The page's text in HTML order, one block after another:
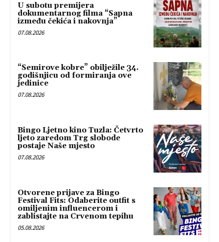
U subotu premijera
dokumentarnog filma “Sapna
između čekića i nakovnja”
07.08.2026
“Semirove kobre” obilježile 34.
godišnjicu od formiranja ove
jedinice
07.08.2026
Bingo Ljetno kino Tuzla: Četvrto
ljeto zaredom Trg slobode
postaje Naše mjesto
07.08.2026
Otvorene prijave za Bingo
Festival Fits: Odaberite outfit s
omiljenim influencerom i
zablistajte na Crvenom tepihu
05.08.2026